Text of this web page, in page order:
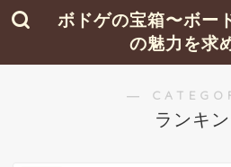
ボドゲの宝箱〜ボー
の魅力を求
―
ランキ